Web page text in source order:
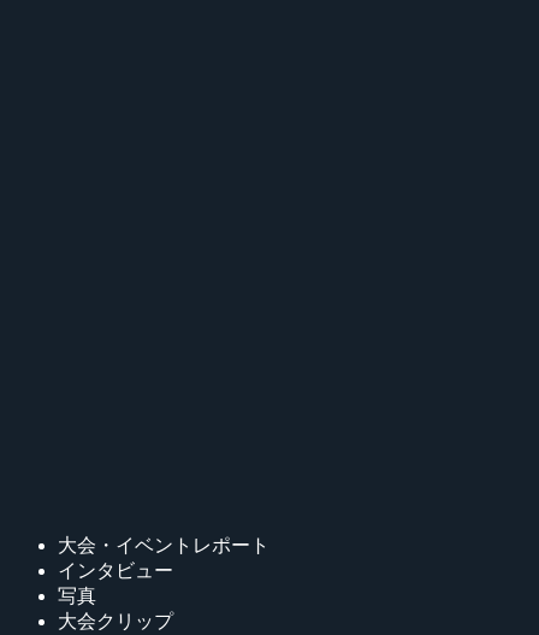
大会・イベントレポート
インタビュー
写真
大会クリップ